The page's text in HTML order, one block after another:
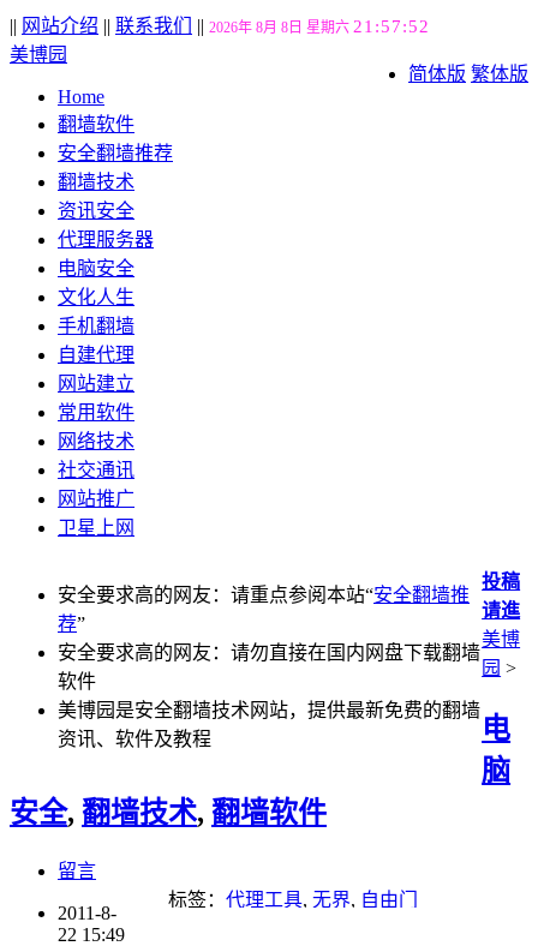
|| 网站介绍 || 联系我们 || 2026年 8月 8日 星期六 21:57:52
简体版 繁体版
美博园
Home
翻墙软件
安全翻墙推荐
翻墙技术
资讯安全
代理服务器
电脑安全
文化人生
手机翻墙
自建代理
网站建立
常用软件
网络技术
社交通讯
网站推广
卫星上网
安全要求高的网友：请重点参阅本站“安全翻墙推
荐”
安全要求高的网友：请勿直接在国内网盘下载翻墙
软件
美博园是安全翻墙技术网站，提供最新免费的翻墙
资讯、软件及教程
投稿
请進
美博
园 >
电
脑
安全, 翻墙技术, 翻墙软件
留言
标签： 代理工具, 无界, 自由门
2011-8-
22 15:49